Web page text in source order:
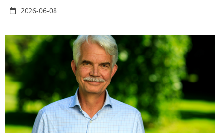
workshops där idéer sorteras, testas och formas till
smarta sätt att samarbeta, utvecklas och använda sina egna
styrkor.
2026-06-08